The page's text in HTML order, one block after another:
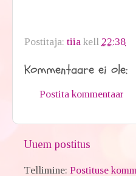
Postitaja:tiia kell 22:38
Kommentaare ei ole:
Postita kommentaar
Uuem postitus
Tellimine:Postituse